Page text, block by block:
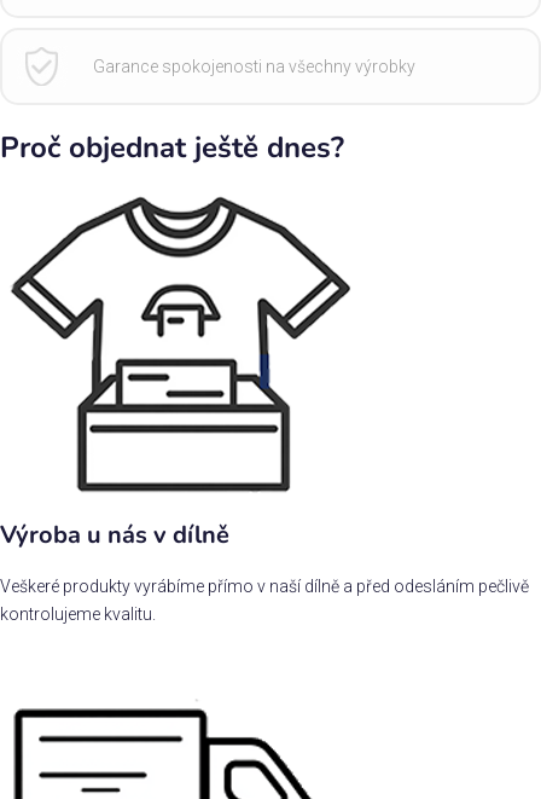
Garance spokojenosti na všechny výrobky
Proč objednat ještě dnes?
Výroba u nás v dílně
Veškeré produkty vyrábíme přímo v naší dílně a před odesláním pečlivě
kontrolujeme kvalitu.